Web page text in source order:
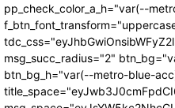
pp_check_color_a_h="var(--
msg_succ_radius="2"
btn_bg_h="var(--metro-blue-